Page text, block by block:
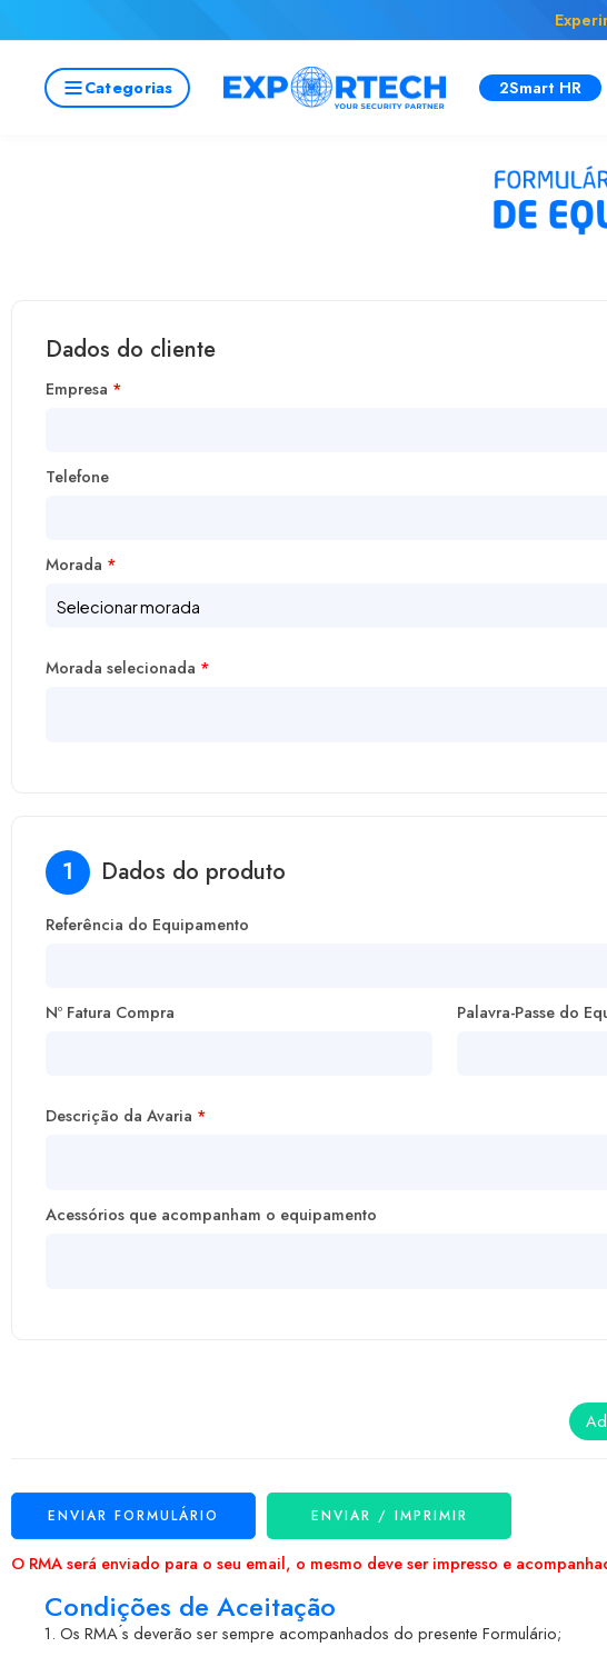
Categorias 2Smart HR
Dados do cliente
Empresa *
Telefone
Morada *
Morada selecionada *
1 Dados do produto
Referência do Equipamento
Nº Fatura Compra Palavra-Passe do
Descrição da Avaria *
Acessórios que acompanham o equipamento
ENVIAR FORMULÁRIO ENVIAR / IMPRIMIR
O RMA será enviado para o seu email, o mesmo deve ser impresso e
Condições de Aceitação
1. Os RMA ́s deverão ser sempre acompanhados do presente Formulário;